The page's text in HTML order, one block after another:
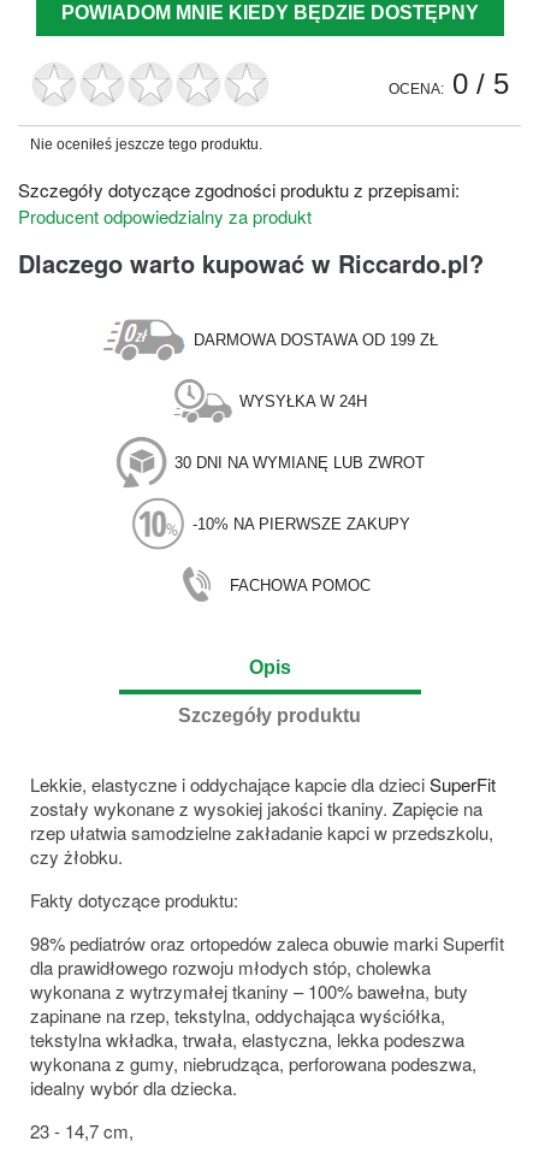
POWIADOM MNIE KIEDY BĘDZIE DOSTĘPNY
OCENA: 0 / 5
Nie oceniłeś jeszcze tego produktu.
Szczegóły dotyczące zgodności produktu z przepisami:
Producent odpowiedzialny za produkt
Dlaczego warto kupować w Riccardo.pl?
DARMOWA DOSTAWA OD 199 ZŁ
WYSYŁKA W 24H
30 DNI NA WYMIANĘ LUB ZWROT
-10% NA PIERWSZE ZAKUPY
FACHOWA POMOC
Opis
Szczegóły produktu
Lekkie, elastyczne i oddychające kapcie dla dzieciSuperFit
zostały wykonane z wysokiej jakości tkaniny. Zapięcie na
rzep ułatwia samodzielne zakładanie kapci w przedszkolu,
czy żłobku.
Fakty dotyczące produktu:
98% pediatrów oraz ortopedów zaleca obuwie marki Superfit
dla prawidłowego rozwoju młodych stóp, cholewka
wykonana z wytrzymałej tkaniny – 100% bawełna, buty
zapinane na rzep, tekstylna, oddychająca wyściółka,
tekstylna wkładka, trwała, elastyczna, lekka podeszwa
wykonana z gumy, niebrudząca, perforowana podeszwa,
idealny wybór dla dziecka.
23 - 14,7 cm,